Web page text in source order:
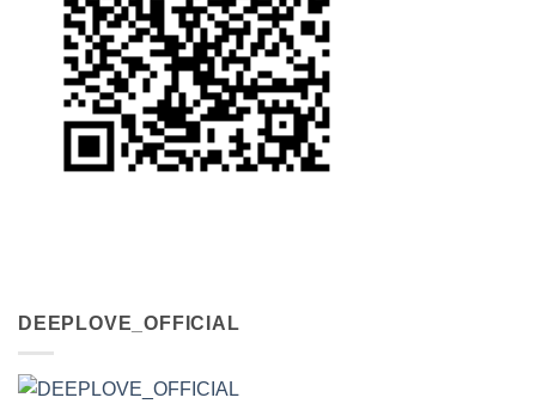
DEEPLOVE_OFFICIAL